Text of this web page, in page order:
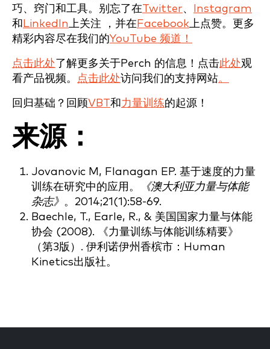
巧、窍门和工具。别忘了在Twitter、
Instagram
和 LinkedIn上关注 ，并在 Facebook上点赞。更多
精彩内容尽在我们的YouTube 频道！
点击此处了解更多关于Perch 的信息！点击此处观
看产品视频。
点击此处访问我们的支持网站。
回归基础？回顾VBT和力量训练的起源！
来源：
Jovanovic M, Flanagan EP. 基于速度的力量
训练在研究中的应用。
《澳大利亚力量与体能
杂志》 。2014;21(1):58-69.
Baechle, T., Earle, R., & 美国国家力量与体能
协会 (2008). 《力量训练与体能训练精要》
（第3版）. 伊利诺伊州香槟市：Human
Kinetics出版社。